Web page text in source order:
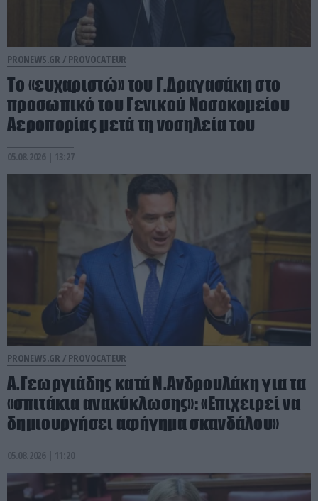
PRONEWS.GR / PROVOCATEUR
Το «ευχαριστώ» του Γ.Δραγασάκη στο
προσωπικό του Γενικού Νοσοκομείου
Αεροπορίας μετά τη νοσηλεία του
05.08.2026 | 13:27
PRONEWS.GR / PROVOCATEUR
Α.Γεωργιάδης κατά Ν.Ανδρουλάκη για τα
«σπιτάκια ανακύκλωσης»: «Επιχειρεί να
δημιουργήσει αφήγημα σκανδάλου»
05.08.2026 | 11:20